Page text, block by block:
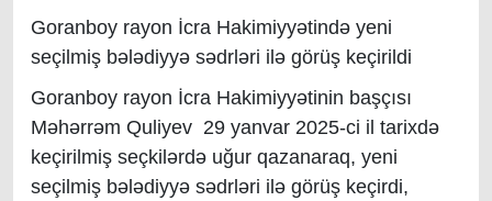
Goranboy rayon İcra Hakimiyyətində yeni
seçilmiş bələdiyyə sədrləri ilə görüş keçirildi
Goranboy rayon İcra Hakimiyyətinin başçısı
Məhərrəm Quliyev 29 yanvar 2025-ci il tarixdə
keçirilmiş seçkilərdə uğur qazanaraq, yeni
seçilmiş bələdiyyə sədrləri ilə görüş keçirdi,